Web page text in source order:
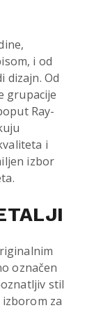
i od
dizajn. Od
grupacije
Ray-
i
izbor
označen
stil
za